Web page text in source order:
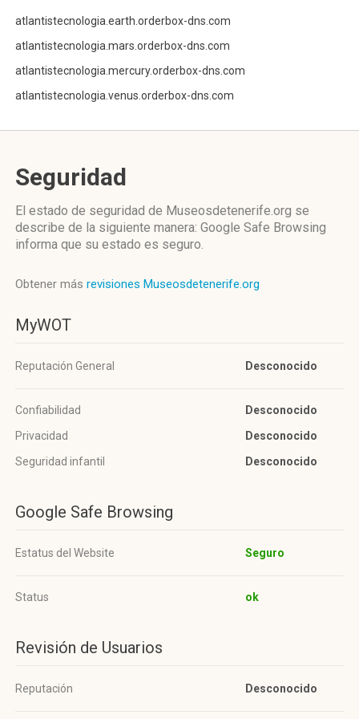
atlantistecnologia.earth.orderbox-dns.com
atlantistecnologia.mars.orderbox-dns.com
atlantistecnologia.mercury.orderbox-dns.com
atlantistecnologia.venus.orderbox-dns.com
Seguridad
El estado de seguridad de Museosdetenerife.org se
describe de la siguiente manera: Google Safe Browsing
informa que su estado es seguro.
Obtener más revisiones Museosdetenerife.org
MyWOT
Reputación General Desconocido
Confiabilidad
Desconocido
Privacidad
Desconocido
Seguridad infantil
Desconocido
Google Safe Browsing
Estatus del Website Seguro
Status ok
Revisión de Usuarios
Reputación Desconocido